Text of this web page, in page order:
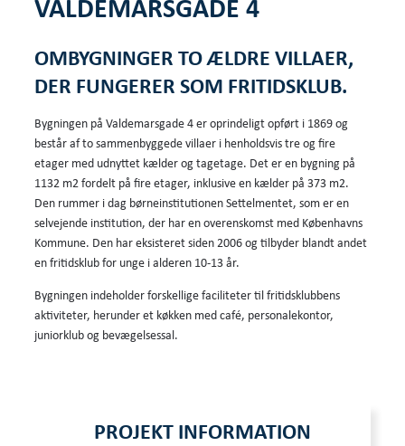
VALDEMARSGADE 4
OMBYGNINGER TO ÆLDRE VILLAER,
DER FUNGERER SOM FRITIDSKLUB.
Bygningen på Valdemarsgade 4 er oprindeligt opført i 1869 og
består af to sammenbyggede villaer i henholdsvis tre og fire
etager med udnyttet kælder og tagetage. Det er en bygning på
1132 m2 fordelt på fire etager, inklusive en kælder på 373 m2.
Den rummer i dag børneinstitutionen Settelmentet, som er en
selvejende institution, der har en overenskomst med Københavns
Kommune. Den har eksisteret siden 2006 og tilbyder blandt andet
en fritidsklub for unge i alderen 10-13 år.
Bygningen indeholder forskellige faciliteter til fritidsklubbens
aktiviteter, herunder et køkken med café, personalekontor,
juniorklub og bevægelsessal.
PROJEKT INFORMATION